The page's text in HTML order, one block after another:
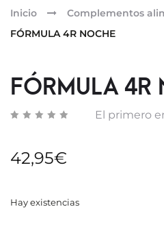
Inicio
Complementos
FÓRMULA 4R NOCHE
FÓRMULA 4R
El primero
42,95€
Hay existencias